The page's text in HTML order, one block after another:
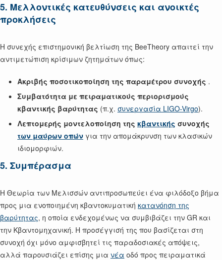
5. Μελλοντικές κατευθύνσεις και ανοικτές
προκλήσεις
Η συνεχής επιστημονική βελτίωση της BeeTheory απαιτεί την
αντιμετώπιση κρίσιμων ζητημάτων όπως:
Ακριβής ποσοτικοποίηση της παραμέτρου συνοχής .
Συμβατότητα με πειραματικούς περιορισμούς
κβαντικής βαρύτητας (π.χ. συνεργασία LIGO-Virgo).
Λεπτομερής μοντελοποίηση της κβαντικής συνοχής
των μαύρων οπών για την απομάκρυνση των κλασικών
ιδιομορφιών.
5. Συμπέρασμα
Η Θεωρία των Μελισσών αντιπροσωπεύει ένα φιλόδοξο βήμα
προς μια ενοποιημένη κβαντοκυματική κατανόηση της
βαρύτητας, η οποία ενδεχομένως να συμβιβάζει την GR και
την Κβαντομηχανική. Η προσέγγισή της που βασίζεται στη
συνοχή όχι μόνο αμφισβητεί τις παραδοσιακές απόψεις,
αλλά παρουσιάζει επίσης μια νέα οδό προς πειραματικά